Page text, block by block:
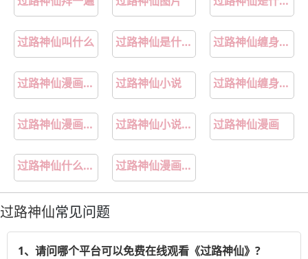
过路神仙叫什么 过路神仙是什么意思 过路神仙缠身怎么破解
过路神仙漫画39 过路神仙小说 过路神仙缠身表现
过路神仙漫画免费观看 过路神仙小说免费阅读 过路神仙漫画
过路神仙什么意思啊 过路神仙漫画免费观看下拉式
过路神仙常见问题
1、请问哪个平台可以免费在线观看《过路神仙》?